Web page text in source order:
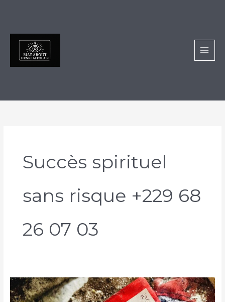
Succès spirituel
sans risque +229 68
26 07 03